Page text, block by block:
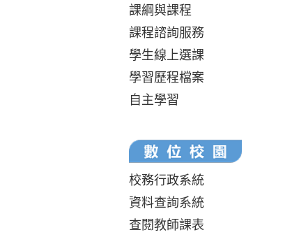
課綱與課程
課程諮詢服務
學生線上選課
學習歷程檔案
自主學習
校務行政系統
資料查詢系統
查閱教師課表